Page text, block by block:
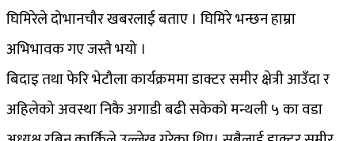
घिमिरेले दोभानचौर खबरलाई बताए । घिमिरे भन्छन हाम्रा
अभिभावक गए जस्तै भयो ।
बिदाइ तथा फेरि भेटौला कार्यक्रममा डाक्टर समीर क्षेत्री आउँदा र
अहिलेको अवस्था निकै अगाडी बढी सकेको मन्थली ५ का वडा